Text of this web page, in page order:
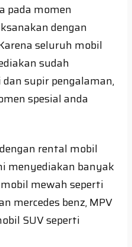
pada momen
dengan
seluruh mobil
sudah
supir pengalaman,
spesial anda
rental mobil
menyediakan banyak
mewah seperti
mercedes benz, MPV
SUV seperti